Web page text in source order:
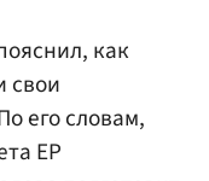
как
свои
его словам,
ЕР